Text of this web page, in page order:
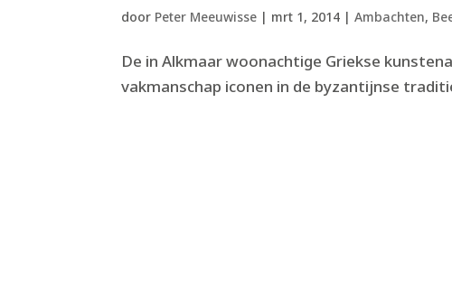
door Peter Meeuwisse | mrt 1, 2014 |Ambachten,
De in Alkmaar woonachtige Griekse
vakmanschap iconen in de byzantijnse